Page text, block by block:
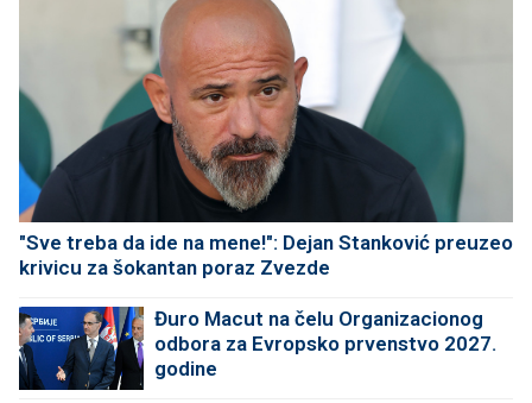
"Sve treba da ide na mene!": Dejan Stanković preuzeo
krivicu za šokantan poraz Zvezde
Đuro Macut na čelu Organizacionog
odbora za Evropsko prvenstvo 2027.
godine